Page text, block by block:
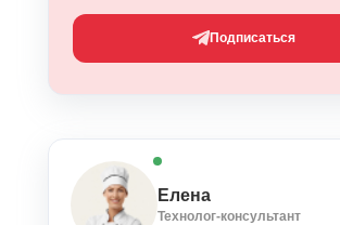
Подписаться
Елена
Технолог-консультант